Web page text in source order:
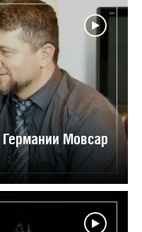
Германии Мовсар